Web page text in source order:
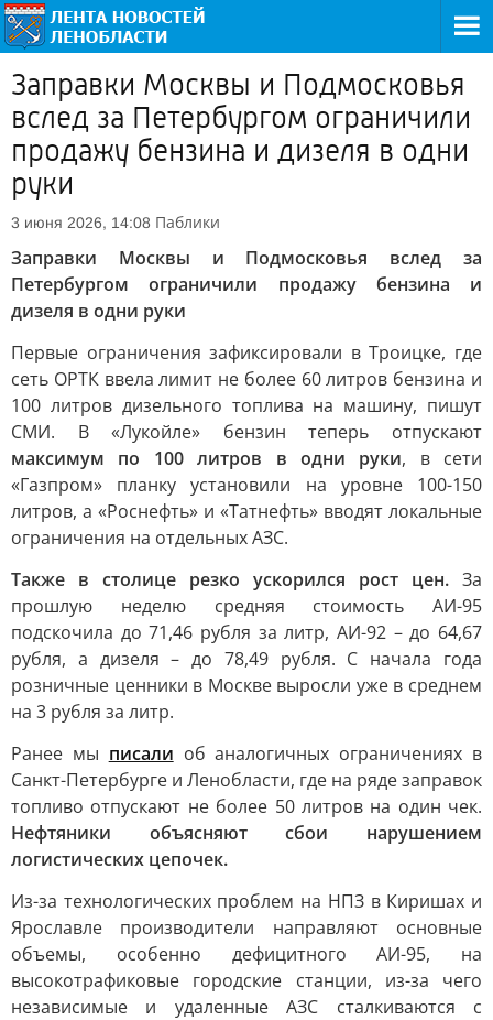
Заправки Москвы и Подмосковья
вслед за Петербургом ограничили
продажу бензина и дизеля в одни
руки
3 июня 2026, 14:08 Паблики
Заправки Москвы и Подмосковья вслед за
Петербургом ограничили продажу бензина и
дизеля в одни руки
Первые ограничения зафиксировали в Троицке, где
сеть ОРТК ввела лимит не более 60 литров бензина и
100 литров дизельного топлива на машину, пишут
СМИ. В «Лукойле» бензин теперь отпускают
максимум по 100 литров в одни руки, в сети
«Газпром» планку установили на уровне 100-150
литров, а «Роснефть» и «Татнефть» вводят локальные
ограничения на отдельных АЗС.
Также в столице резко ускорился рост цен. За
прошлую неделю средняя стоимость АИ-95
подскочила до 71,46 рубля за литр, АИ-92 – до 64,67
рубля, а дизеля – до 78,49 рубля. С начала года
розничные ценники в Москве выросли уже в среднем
на 3 рубля за литр.
Ранее мы писали об аналогичных ограничениях в
Санкт-Петербурге и Ленобласти, где на ряде заправок
топливо отпускают не более 50 литров на один чек.
Нефтяники объясняют сбои нарушением
логистических цепочек.
Из-за технологических проблем на НПЗ в Киришах и
Ярославле производители направляют основные
объемы, особенно дефицитного АИ-95, на
высокотрафиковые городские станции, из-за чего
независимые и удаленные АЗС сталкиваются с